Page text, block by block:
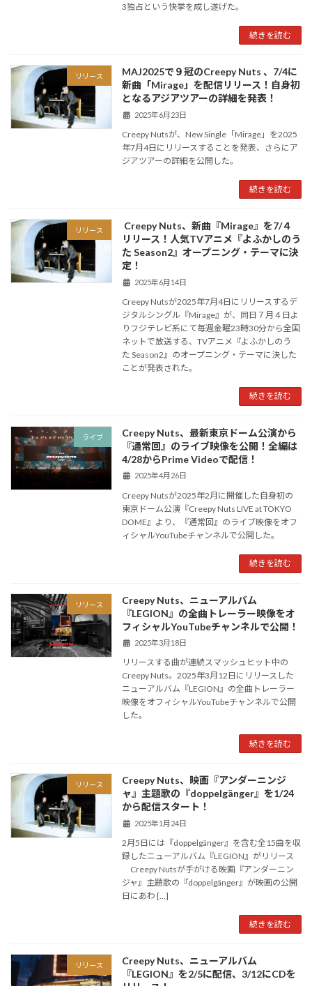
3独占という快挙を成し遂げた。
続きを読む
リリース
MAJ2025で９冠のCreepy Nuts 、7/4に
新曲「Mirage」を配信リリース！自身初
となるアジアツアーの詳細を発表！
2025年6月23日
Creepy Nutsが、New Single「Mirage」を2025
年7月4日にリリースすることを発表、さらにア
ジアツアーの詳細を公開した。
続きを読む
リリース
Creepy Nuts、新曲『Mirage』を7/４
リリース！人気TVアニメ『よふかしのう
た Season2』オープニング・テーマに決
定！
2025年6月14日
Creepy Nutsが2025年7月4日にリリースするデ
ジタルシングル『Mirage』が、同日７月４日よ
りフジテレビ系にて毎週金曜23時30分から全国
ネットで放送する、TVアニメ『よふかしのう
た Season2』のオープニング・テーマに決した
ことが発表された。
続きを読む
ライブ
Creepy Nuts、最新東京ドーム公演から
『通常回』のライブ映像を公開！全編は
4/28からPrime Videoで配信！
2025年4月26日
Creepy Nutsが2025年2月に開催した自身初の
東京ドーム公演『Creepy Nuts LIVE at TOKYO
DOME』より、『通常回』のライブ映像をオフ
ィシャルYouTubeチャンネルで公開した。
続きを読む
リリース
Creepy Nuts、ニューアルバム
『LEGION』の全曲トレーラー映像をオ
フィシャルYouTubeチャンネルで公開！
2025年3月18日
リリースする曲が連続スマッシュヒット中の
Creepy Nuts。2025年3月12日にリリースした
ニューアルバム『LEGION』の全曲トレーラー
映像をオフィシャルYouTubeチャンネルで公開
した。
続きを読む
リリース
Creepy Nuts、映画『アンダーニンジ
ャ』主題歌の『doppelgänger』を1/24
から配信スタート！
2025年1月24日
2月5日には『doppelgänger』を含む全15曲を収
録したニューアルバム『LEGION』がリリース
Creepy Nutsが手がける映画『アンダーニン
ジャ』主題歌の『doppelgänger』が映画の公開
日にあわ […]
続きを読む
リリース
Creepy Nuts、ニューアルバム
『LEGION』を2/5に配信、3/12にCDを